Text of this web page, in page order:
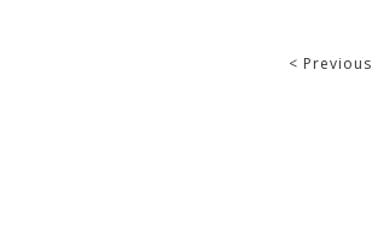
< Previous